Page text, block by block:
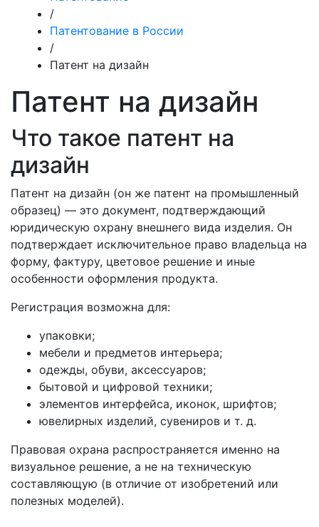
/
Патентование в России
/
Патент на дизайн
Патент на дизайн
Что такое патент на
дизайн
Патент на дизайн (он же патент на промышленный
образец) — это документ, подтверждающий
юридическую охрану внешнего вида изделия. Он
подтверждает исключительное право владельца на
форму, фактуру, цветовое решение и иные
особенности оформления продукта.
Регистрация возможна для:
упаковки;
мебели и предметов интерьера;
одежды, обуви, аксессуаров;
бытовой и цифровой техники;
элементов интерфейса, иконок, шрифтов;
ювелирных изделий, сувениров и т. д.
Правовая охрана распространяется именно на
визуальное решение, а не на техническую
составляющую (в отличие от изобретений или
полезных моделей).